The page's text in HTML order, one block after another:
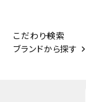
こだわり検索
ブランドから探す